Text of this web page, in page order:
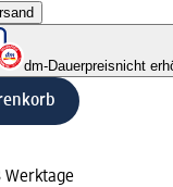
dm-Dauerpreisnicht
Werktage